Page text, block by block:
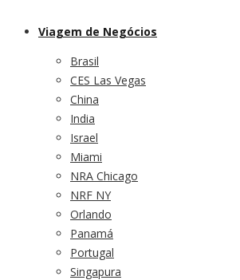
Viagem de Negócios
Brasil
CES Las Vegas
China
India
Israel
Miami
NRA Chicago
NRF NY
Orlando
Panamá
Portugal
Singapura